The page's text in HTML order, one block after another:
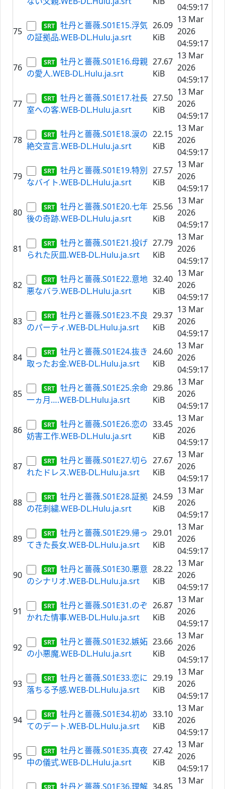
04:59:17
75
牡丹と薔薇.S01E15.浮気
の証拠品.WEB-DL.Hulu.ja.srt
26.09
KiB
13 Mar
2026
04:59:17
76
牡丹と薔薇.S01E16.母親
の愛人.WEB-DL.Hulu.ja.srt
27.67
KiB
13 Mar
2026
04:59:17
77
牡丹と薔薇.S01E17.社長
室への客.WEB-DL.Hulu.ja.srt
27.50
KiB
13 Mar
2026
04:59:17
78
牡丹と薔薇.S01E18.涙の
絶交宣言.WEB-DL.Hulu.ja.srt
22.15
KiB
13 Mar
2026
04:59:17
79
牡丹と薔薇.S01E19.特別
なバイト.WEB-DL.Hulu.ja.srt
27.57
KiB
13 Mar
2026
04:59:17
80
牡丹と薔薇.S01E20.七年
後の奇跡.WEB-DL.Hulu.ja.srt
25.56
KiB
13 Mar
2026
04:59:17
81
牡丹と薔薇.S01E21.投げ
られた灰皿.WEB-DL.Hulu.ja.srt
27.79
KiB
13 Mar
2026
04:59:17
82
牡丹と薔薇.S01E22.意地
悪なバラ.WEB-DL.Hulu.ja.srt
32.40
KiB
13 Mar
2026
04:59:17
83
牡丹と薔薇.S01E23.不良
のパーティ.WEB-DL.Hulu.ja.srt
29.37
KiB
13 Mar
2026
04:59:17
84
牡丹と薔薇.S01E24.抜き
取ったお金.WEB-DL.Hulu.ja.srt
24.60
KiB
13 Mar
2026
04:59:17
85
牡丹と薔薇.S01E25.余命
一ヵ月….WEB-DL.Hulu.ja.srt
29.86
KiB
13 Mar
2026
04:59:17
86
牡丹と薔薇.S01E26.恋の
妨害工作.WEB-DL.Hulu.ja.srt
33.45
KiB
13 Mar
2026
04:59:17
87
牡丹と薔薇.S01E27.切ら
れたドレス.WEB-DL.Hulu.ja.srt
27.67
KiB
13 Mar
2026
04:59:17
88
牡丹と薔薇.S01E28.証拠
の花刺繍.WEB-DL.Hulu.ja.srt
24.59
KiB
13 Mar
2026
04:59:17
89
牡丹と薔薇.S01E29.帰っ
てきた長女.WEB-DL.Hulu.ja.srt
29.01
KiB
13 Mar
2026
04:59:17
90
牡丹と薔薇.S01E30.悪意
のシナリオ.WEB-DL.Hulu.ja.srt
28.22
KiB
13 Mar
2026
04:59:17
91
牡丹と薔薇.S01E31.のぞ
かれた情事.WEB-DL.Hulu.ja.srt
26.87
KiB
13 Mar
2026
04:59:17
92
牡丹と薔薇.S01E32.嫉妬
の小悪魔.WEB-DL.Hulu.ja.srt
23.66
KiB
13 Mar
2026
04:59:17
93
牡丹と薔薇.S01E33.恋に
落ちる予感.WEB-DL.Hulu.ja.srt
29.19
KiB
13 Mar
2026
04:59:17
94
牡丹と薔薇.S01E34.初め
てのデート.WEB-DL.Hulu.ja.srt
33.10
KiB
13 Mar
2026
04:59:17
95
牡丹と薔薇.S01E35.真夜
中の儀式.WEB-DL.Hulu.ja.srt
27.42
KiB
13 Mar
2026
04:59:17
牡丹と薔薇.S01E36.理解 34.85
13 Mar